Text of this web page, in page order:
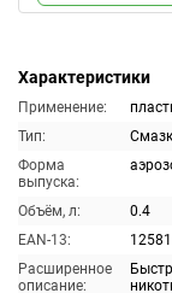
Характеристики
Применение:
Тип:
Форма
выпуска:
Объём, л:
0.4
EAN-13:
Расширенное
описание: